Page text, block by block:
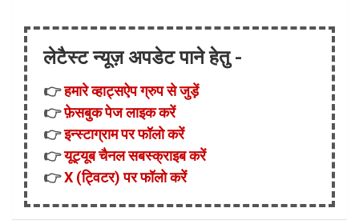
लेटैस्ट न्यूज़ अपडेट पाने हेतु -
👉हमारे व्हाट्सऐप ग्रुप से जुड़ें
👉फ़ेसबुक पेज लाइक करें
👉इन्स्टाग्राम पर फॉलो करें
👉यूट्यूब चैनल सबस्क्राइब करें
👉X (ट्विटर) पर फॉलो करें